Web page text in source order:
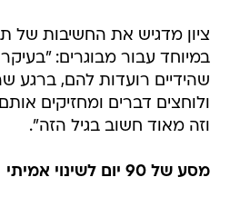
ציון מדגיש את החשיבות של
במיוחד עבור מבוגרים:
שהידיים רועדות להם, ברגע
ולוחצים דברים ומחזיקים
וזה מאוד חשוב בגיל הזה".
מסע של 90 יום לשינוי אמיתי